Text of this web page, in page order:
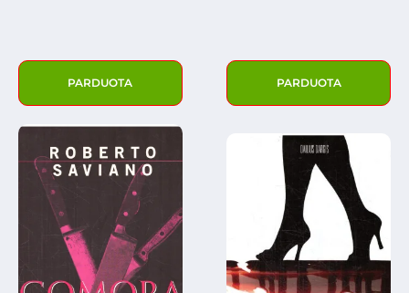
PARDUOTA PARDUOTA